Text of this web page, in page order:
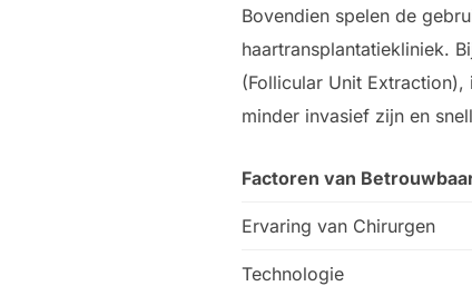
Bovendien spelen de
haartransplantatiekliniek.
(Follicular Unit
minder invasief zijn en
Factoren van
Ervaring van Chirurgen
Technologie